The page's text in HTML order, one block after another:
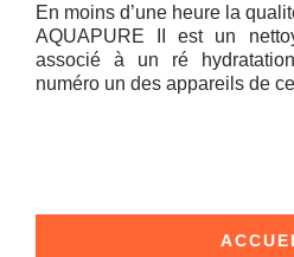
En moins d’une heure la
AQUAPURE II est un
associé à un ré
numéro un des appareils de